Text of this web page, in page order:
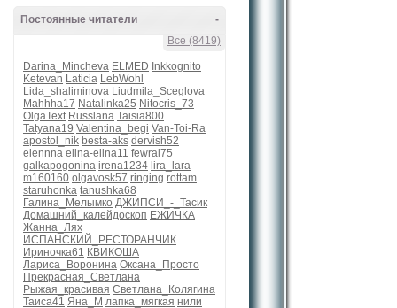
-
Постоянные читатели
Все (8419)
Darina_Mincheva ELMED Inkkognito
Ketevan Laticia LebWohl
Lida_shaliminova Liudmila_Sceglova
Mahhha17 Natalinka25 Nitocris_73
OlgaText Russlana Taisia800
Tatyana19 Valentina_begi Van-Toi-Ra
apostol_nik besta-aks dervish52
elennna elina-elina11 fewral75
galkapogonina irena1234 lira_lara
m160160 olgavosk57 ringing rottam
staruhonka tanushka68
Галина_Мелымко ДЖИПСИ_-_Тасик
Домашний_калейдоскоп ЕЖИЧКА
Жанна_Лях
ИСПАНСКИЙ_РЕСТОРАНЧИК
Ириночка61 КВИКОША
Лариса_Воронина Оксана_Просто
Прекрасная_Светлана
Рыжая_красивая Светлана_Колягина
Таиса41 Яна_М лапка_мягкая нили